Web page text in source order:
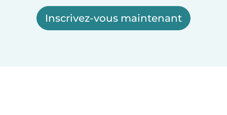
Inscrivez-vous maintenant